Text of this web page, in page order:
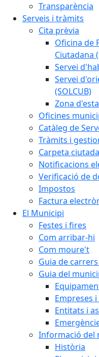
Transparència
Serveis i tràmits
Cita prèvia
Oficina de
Ciutadana
Servei
Servei
(SOLCUB)
Zona
Oficines
Catàleg de
Tràmits i
Carpeta
Notificacions
Verificació de
Impostos
Factura
El Municipi
Festes i fires
Com arribar-hi
Com moure't
Guia de
Guia del
Empreses
Entitats i
Informació del
Història